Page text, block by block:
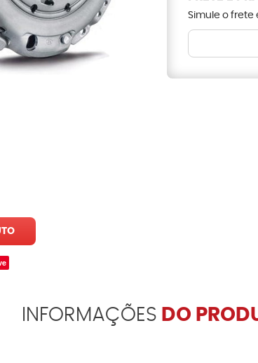
Simule o frete
INFORMAÇÕES DO